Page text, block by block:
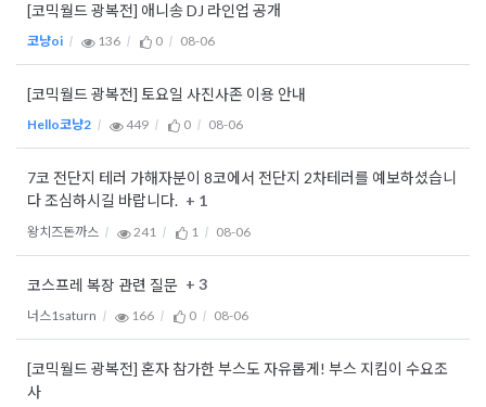
[코믹월드 광복전] 애니송 DJ 라인업 공개
코냥oi 136 0 08-06
[코믹월드 광복전] 토요일 사진사존 이용 안내
Hello코냥2 449 0 08-06
7코 전단지 테러 가해자분이 8코에서 전단지 2차테러를 예보하셨습니
다 조심하시길 바랍니다. + 1
왕치즈돈까스 241 1 08-06
코스프레 복장 관련 질문 + 3
너스1saturn 166 0 08-06
[코믹월드 광복전] 혼자 참가한 부스도 자유롭게! 부스 지킴이 수요조
사